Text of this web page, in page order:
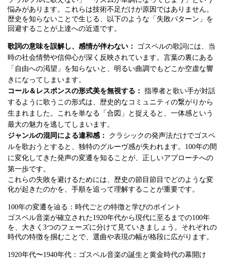
悩みがあります。これらは技術不足だけが原因ではありません。
歴史を知らないことで生じる、以下のような「失敗パターン」を
回避することが上達への近道です。
歌詞の意味を誤解し、感情が伴わない：
ゴスペルの歌詞には、当
時の社会情勢や信仰心が深く反映されています。言葉の裏にある
「自由への渇望」を知らないと、明るい曲調でもどこか空虚な響
きになってしまいます。
コール＆レスポンスの形式美を無視する： 指導者と歌い手が対話
するように歌うこの形式は、歴史的なコミュニティの繋がりから
生まれました。これを単なる「合図」と捉えると、一体感という
最大の魅力を逃してしまいます。
ジャンルの混同による違和感：
クラシックの発声法だけでゴスペ
ルを歌おうとすると、独特のグルーヴ感が失われます。100年の間
に変化してきた発声の変遷を知ることが、正しいアプローチへの
第一歩です。
これらの失敗を避けるためには、歴史の節目節目でどのような変
化が起きたのかを、手順を追って理解することが重要です。
100年の変遷を辿る：時代ごとの特徴と学びのポイント
ゴスペル音楽が確立された1920年代から現代に至るまでの100年
を、大きく3つのフェーズに分けて見ていきましょう。それぞれの
時代の特徴を掴むことで、選曲や表現の幅が格段に広がります。
1920年代〜1940年代：ゴスペル音楽の誕生と黄金時代の幕開け